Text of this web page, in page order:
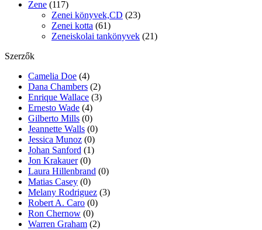
Zene (117)
Zenei könyvek,CD (23)
Zenei kotta (61)
Zeneiskolai tankönyvek (21)
Szerzők
Camelia Doe (4)
Dana Chambers (2)
Enrique Wallace (3)
Ernesto Wade (4)
Gilberto Mills (0)
Jeannette Walls (0)
Jessica Munoz (0)
Johan Sanford (1)
Jon Krakauer (0)
Laura Hillenbrand (0)
Matias Casey (0)
Melany Rodriguez (3)
Robert A. Caro (0)
Ron Chernow (0)
Warren Graham (2)